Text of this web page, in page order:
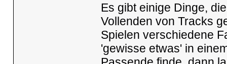
Es gibt einige Dinge,
Vollenden von Tracks
Spielen verschiedene
'gewisse etwas' in